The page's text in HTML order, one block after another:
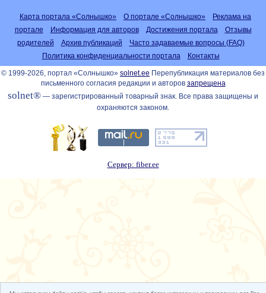
Карта портала «Солнышко» О портале «Солнышко»
Реклама на
портале
Информация для авторов Достижения портала
Отзывы
родителей
Архив публикаций
Часто задаваемые вопросы (FAQ)
Политика конфиденциальности портала
Контакты
© 1999-2026, портал «Солнышко» solnet.ee Перепубликация материалов без
письменного согласия редакции и авторов запрещена
solnet® — зарегистрированный товарный знак. Все права защищены и
охраняются законом.
Сервер: fiber.ee